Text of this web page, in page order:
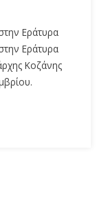
Εράτυρα
Εράτυρα
Κοζάνης